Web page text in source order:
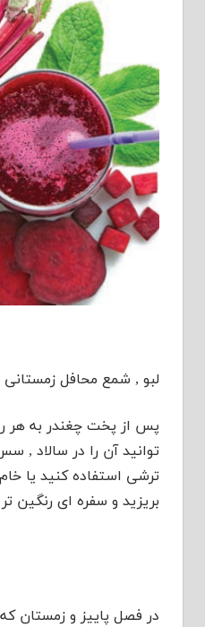
لبو , شمع محافل زمستانی
پس از پخت چغندر به هر
توانید آن را در سالاد ,
ترشی استفاده کنید یا
بریزید و سفره ای رنگین
در فصل پاییز و زمستان